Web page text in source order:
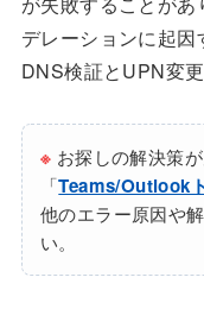
デレーションに起
DNS検証とUPN変
※ お探しの解決策
「Teams/Outlook
他のエラー原因や
い。